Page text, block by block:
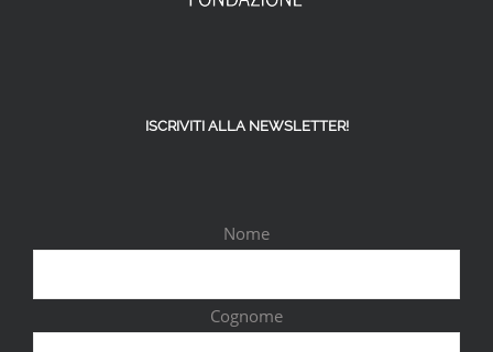
ISCRIVITI ALLA NEWSLETTER!
Nome
Cognome